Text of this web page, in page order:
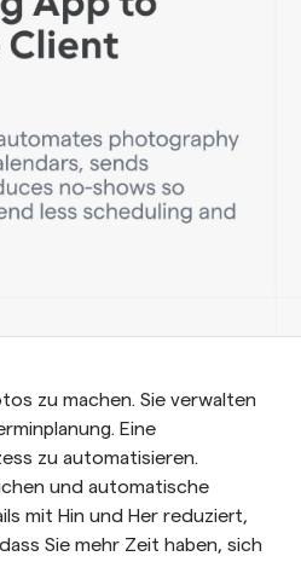
zu machen. Sie verwalten
Eine
zu automatisieren.
und automatische
mit Hin und Her reduziert,
Sie mehr Zeit haben, sich